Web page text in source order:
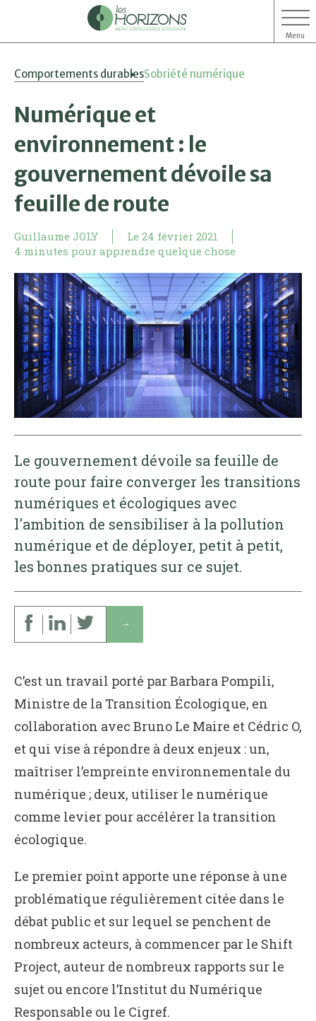
Menu
Comportements durablesSobriété numérique
Numérique et
environnement : le
gouvernement dévoile sa
feuille de route
Guillaume JOLY Le 24 février 2021
4 minutes pour apprendre quelque chose
Le gouvernement dévoile sa feuille de
route pour faire converger les transitions
numériques et écologiques avec
l'ambition de sensibiliser à la pollution
numérique et de déployer, petit à petit,
les bonnes pratiques sur ce sujet.
↓
C’est un travail porté par Barbara Pompili,
Ministre de la Transition Écologique, en
collaboration avec Bruno Le Maire et Cédric O,
et qui vise à répondre à deux enjeux : un,
maîtriser l’empreinte environnementale du
numérique ; deux, utiliser le numérique
comme levier pour accélérer la transition
écologique.
Le premier point apporte une réponse à une
problématique régulièrement citée dans le
débat public et sur lequel se penchent de
nombreux acteurs, à commencer par le Shift
Project, auteur de nombreux rapports sur le
sujet ou encore l’Institut du Numérique
Responsable ou le Cigref.